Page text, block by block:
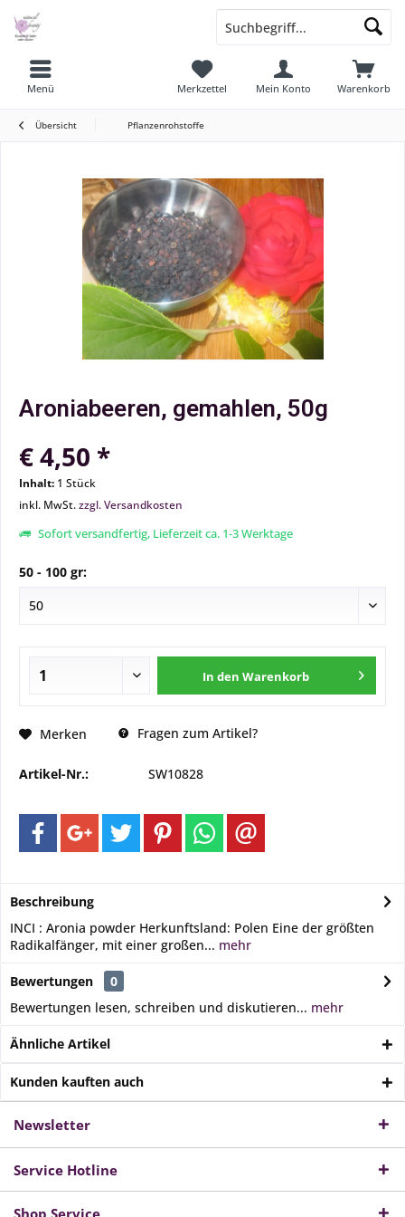
Menü Warenkorb
Merkzettel Mein Konto
Übersicht Pflanzenrohstoffe
Aroniabeeren, gemahlen, 50g
€ 4,50 *
Inhalt: 1 Stück
inkl. MwSt.zzgl. Versandkosten
Sofort versandfertig, Lieferzeit ca. 1-3 Werktage
50 - 100 gr:
In den Warenkorb
Merken Fragen zum Artikel?
Artikel-Nr.: SW10828
Beschreibung
INCI : Aronia powder Herkunftsland: Polen Eine der größten
Radikalfänger, mit einer großen... mehr
Bewertungen
0
Bewertungen lesen, schreiben und diskutieren... mehr
Ähnliche Artikel
Kunden kauften auch
Newsletter
Service Hotline
Shop Service